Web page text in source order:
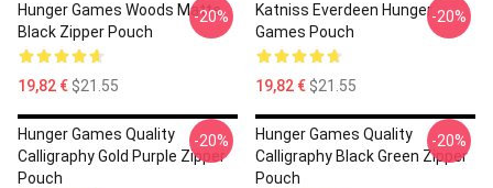
Hunger Games Woods Matte
Black Zipper Pouch
19,82 €$21.55
-20%
Katniss Everdeen Hunger
Games Pouch
19,82 €$21.55
-20%
Hunger Games Quality
Calligraphy Gold Purple Zipper
Pouch
-20%
Hunger Games Quality
Calligraphy Black Green Zipper
Pouch
-20%